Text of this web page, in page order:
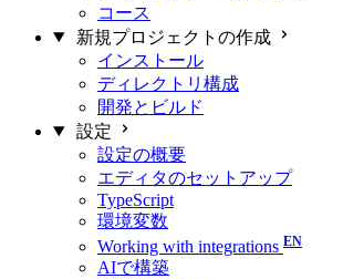
コース
新規プロジェクトの作成
インストール
ディレクトリ構成
開発とビルド
設定
設定の概要
エディタのセットアップ
TypeScript
環境変数
Working with integrations
AIで構築